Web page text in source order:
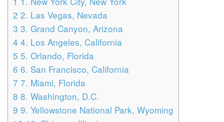
2 2. Las Vegas, Nevada
3 3. Grand Canyon, Arizona
4 4. Los Angeles, California
5 5. Orlando, Florida
6 6. San Francisco, California
7 7. Miami, Florida
8 8. Washington, D.C.
9 9. Yellowstone National Park, Wyoming